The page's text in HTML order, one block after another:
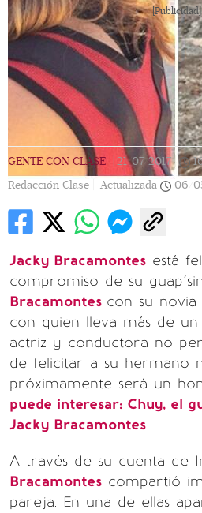
[Publicidad]
GENTE CON CLASE 21/07/2017 |
Redacción Clase |
Actualizada 06/
Jacky Bracamontes está
compromiso de su
Bracamontes con su novia
con quien lleva más de
actriz y conductora no
de felicitar a su hermano
próximamente será un
puede interesar: Chuy, el
Jacky Bracamontes
A través de su cuenta de
Bracamontes compartió
pareja. En una de ellas